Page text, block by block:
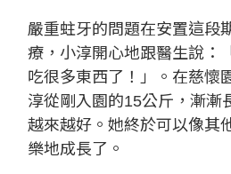
嚴重蛀牙的問題在安置這段
療，小淳開心地跟醫生說：
吃很多東西了！」。在慈懷
淳從剛入園的15公斤，漸漸
越來越好。她終於可以像其
樂地成長了。